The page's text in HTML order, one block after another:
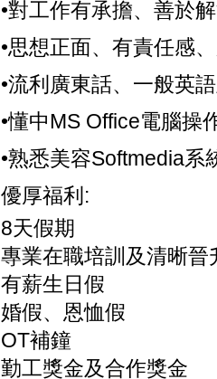
•對工作有承擔、善於
•思想正面、有責任感
•流利廣東話、一般英
•懂中MS Office電腦操
•熟悉美容Softmedia系
優厚福利:
8天假期
專業在職培訓及清晰晉
有薪生日假
婚假、恩恤假
OT補鐘
勤工獎金及合作獎金